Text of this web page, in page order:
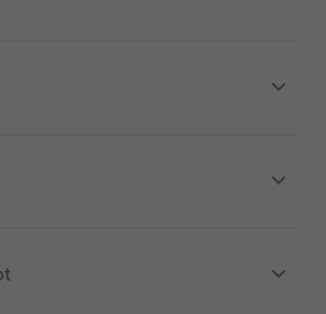
sisältävät arvonlisäveron ja